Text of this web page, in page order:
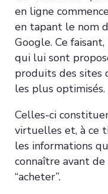
en ligne
en tapant le nom
Google. Ce
qui lui sont
produits des sites
les plus optimisés.
Celles-ci
virtuelles et, à ce
les informations
connaître avant
“acheter”.